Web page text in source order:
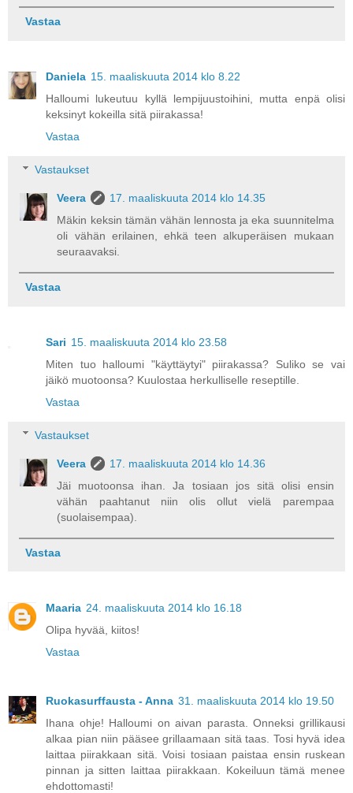
Vastaa
Daniela 15. maaliskuuta 2014 klo 8.22
Halloumi lukeutuu kyllä lempijuustoihini, mutta enpä olisi
keksinyt kokeilla sitä piirakassa!
Vastaa
Vastaukset
Veera
17. maaliskuuta 2014 klo 14.35
Mäkin keksin tämän vähän lennosta ja eka suunnitelma
oli vähän erilainen, ehkä teen alkuperäisen mukaan
seuraavaksi.
Vastaa
Sari 15. maaliskuuta 2014 klo 23.58
Miten tuo halloumi "käyttäytyi" piirakassa? Suliko se vai
jäikö muotoonsa? Kuulostaa herkulliselle reseptille.
Vastaa
Vastaukset
Veera
17. maaliskuuta 2014 klo 14.36
Jäi muotoonsa ihan. Ja tosiaan jos sitä olisi ensin
vähän paahtanut niin olis ollut vielä parempaa
(suolaisempaa).
Vastaa
Maaria 24. maaliskuuta 2014 klo 16.18
Olipa hyvää, kiitos!
Vastaa
Ruokasurffausta - Anna 31. maaliskuuta 2014 klo 19.50
Ihana ohje! Halloumi on aivan parasta. Onneksi grillikausi
alkaa pian niin pääsee grillaamaan sitä taas. Tosi hyvä idea
laittaa piirakkaan sitä. Voisi tosiaan paistaa ensin ruskean
pinnan ja sitten laittaa piirakkaan. Kokeiluun tämä menee
ehdottomasti!